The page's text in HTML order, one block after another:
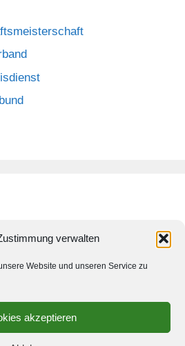
verwalten
Website und unseren Service zu
akzeptieren